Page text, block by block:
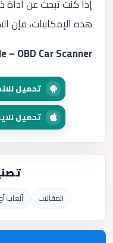
المقالات ألعاب
إذا كنت تبحث عن أداة
هذه الإمكانيات، فإن
– OBD Car Scanner
تحميل
تحميل